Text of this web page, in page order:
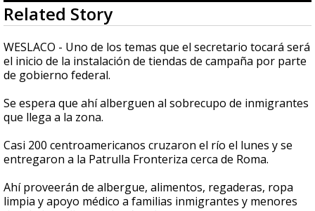
0
seconds
of
54
seconds
Related Story
WESLACO - Uno de los temas que el secretario tocará será
el inicio de la instalación de tiendas de campaña por parte
de gobierno federal.
Se espera que ahí alberguen al sobrecupo de inmigrantes
que llega a la zona.
Casi 200 centroamericanos cruzaron el río el lunes y se
entregaron a la Patrulla Fronteriza cerca de Roma.
Ahí proveerán de albergue, alimentos, regaderas, ropa
limpia y apoyo médico a familias inmigrantes y menores